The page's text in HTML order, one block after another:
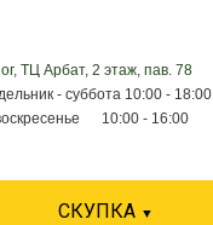
ТЦ Арбат, 2 этаж, пав. 78
- суббота 10:00 - 18:00
10:00 - 16:00
СКУПКА